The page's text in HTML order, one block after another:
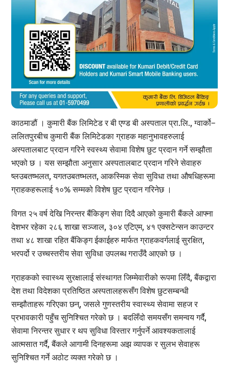
काठमाडौं । कुमारी बैंक लिमिटेड र बी एण्ड बी अस्पताल प्रा.लि., ग्वार्को–
ललितपुरबीच कुमारी बैंक लिमिटेडका ग्राहक महानुभावहरुलाई
अस्पतालबाट प्रदान गरिने स्वस्थ्य सेवामा विशेष छुट प्रदान गर्ने सम्झौता
भएको छ । यस सम्झौता अनुसार अस्पतालबाट प्रदान गरिने सेवाहरु
ष्लउबतष्भलत, यगतउबतष्भलत, आकस्मिक सेवा सुविधा तथा औषधिहरूमा
ग्राहकहरूलाई १०% सम्मको विशेष छुट प्रदान गरिनेछ ।
विगत २५ वर्ष देखि निरन्तर बैंकिङ्ग सेवा दिदै आएको कुमारी बैंकले आफ्ना
देशभर रहेका २८६ शाखा सञ्जाल, ३०४ एटिएम, ४१ एक्सटेन्सन काउन्टर
तथा ४८ शाखा रहित बैंकिङ्ग ईकाईहरु मार्फत ग्राहकवर्गलाई सुरक्षित,
भरपर्दो र उच्चस्तरीय सेवा सुविधा उपलब्ध गराउँदै आएको छ ।
ग्राहकको स्वास्थ्य सुरक्षालाई संस्थागत जिम्मेवारीको रूपमा लिँदै, बैंकद्वारा
देश तथा विदेशका प्रतिष्ठित अस्पतालहरूसँग विशेष छुटसम्बन्धी
सम्झौताहरू गरिएका छन्, जसले गुणस्तरीय स्वास्थ्य सेवामा सहज र
प्रभावकारी पहुँच सुनिश्चित गरेको छ । बदलिँदो समयसँग समन्वय गर्दै,
सेवामा निरन्तर सुधार र थप सुविधा विस्तार गर्नुपर्ने आवश्यकतालाई
आत्मसात गर्दै, बैंकले आगामी दिनहरूमा अझ व्यापक र सुलभ सेवाहरू
सुनिश्चित गर्ने अठोट व्यक्त गरेको छ ।